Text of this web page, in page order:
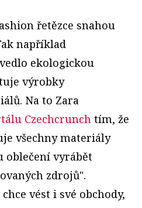
řetězce snahou
například
ekologickou
výrobky
Na to Zara
Czechcrunch tím, že
všechny materiály
oblečení vyrábět
zdrojů".
vést i své obchody,